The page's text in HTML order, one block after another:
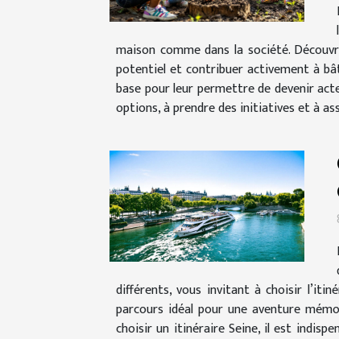
maison comme dans la société.
potentiel et contribuer activement à
base pour leur permettre de devenir
options, à prendre des initiatives et à
différents, vous invitant à choisir
parcours idéal pour une aventure
choisir un itinéraire Seine, il est